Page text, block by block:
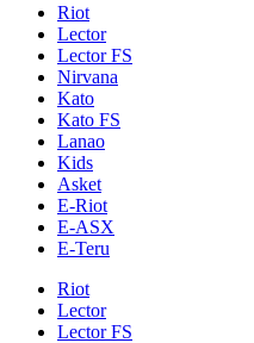
Riot
Lector
Lector FS
Nirvana
Kato
Kato FS
Lanao
Kids
Asket
E-Riot
E-ASX
E-Teru
Riot
Lector
Lector FS